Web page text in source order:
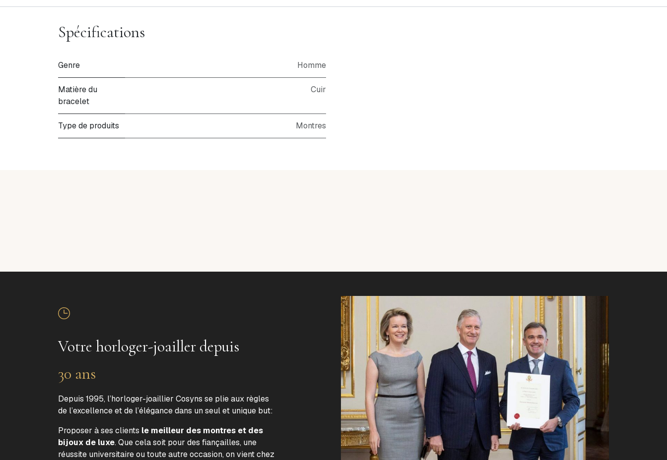
Spécifications
Genre Homme
Matière du
bracelet
Cuir
Type de produits Montres
Votre horloger-joailler depuis
30 ans
Depuis 1995, l’horloger-joaillier Cosyns se plie aux règles
de l’excellence et de l’élégance dans un seul et unique but:
Proposer à ses clients le meilleur des montres et des
bijoux de luxe. Que cela soit pour des fiançailles, une
réussite universitaire ou toute autre occasion, on vient chez